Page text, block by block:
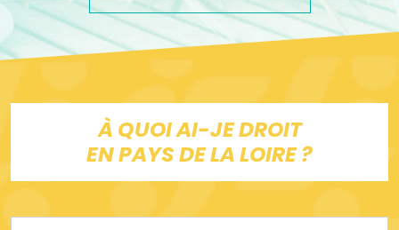
À QUOI AI-JE DROIT
EN PAYS DE LA LOIRE ?